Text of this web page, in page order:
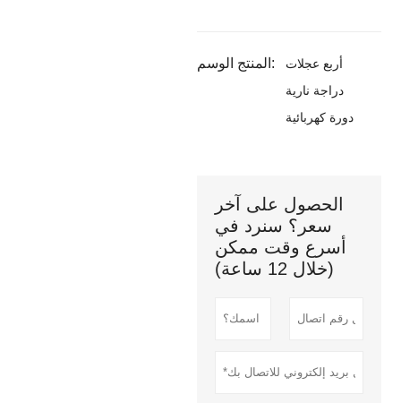
المنتج الوسم:
أربع عجلات
دراجة نارية
دورة كهربائية
الحصول على آخر
سعر؟ سنرد في
أسرع وقت ممكن
(خلال 12 ساعة)